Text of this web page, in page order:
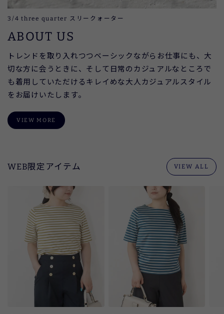
3/4 three quarter スリークォーター
ABOUT US
トレンドを取り入れつつベーシックながらお仕事にも、大
切な方に会うときに、そして日常のカジュアルなところで
も着用していただけるキレイめな大人カジュアルスタイル
をお届けいたします。
VIEW MORE
WEB限定アイテム VIEW ALL